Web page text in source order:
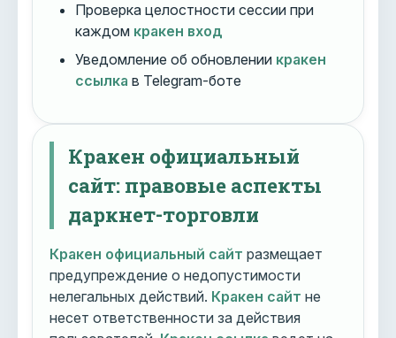
Проверка целостности сессии при
каждом кракен вход
Уведомление об обновлении кракен
ссылка в Telegram-боте
Кракен официальный
сайт: правовые аспекты
даркнет-торговли
Кракен официальный сайт размещает
предупреждение о недопустимости
нелегальных действий. Кракен сайт не
несет ответственности за действия